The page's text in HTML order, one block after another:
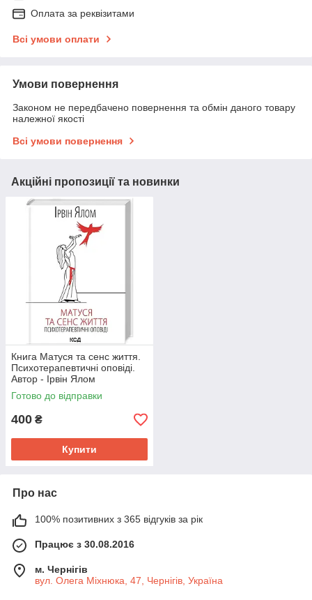
Оплата за реквізитами
Всі умови оплати
Умови повернення
Законом не передбачено повернення та обмін даного товару
належної якості
Всі умови повернення
Акційні пропозиції та новинки
Книга Матуся та сенс життя.
Психотерапевтичні оповіді.
Автор - Ірвін Ялом
Готово до відправки
400 ₴
Купити
Про нас
100% позитивних з 365 відгуків за рік
Працює з 30.08.2016
м. Чернігів
вул. Олега Міхнюка, 47, Чернігів, Україна